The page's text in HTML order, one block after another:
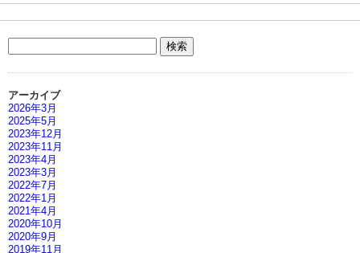
アーカイブ
2026年3月
2025年5月
2023年12月
2023年11月
2023年4月
2023年3月
2022年7月
2022年1月
2021年4月
2020年10月
2020年9月
2019年11月